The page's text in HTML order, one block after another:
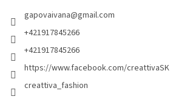
gapovaivana@gmail.com
+421917845266
+421917845266
https://www.facebook.com/creattivaSK
creattiva_fashion